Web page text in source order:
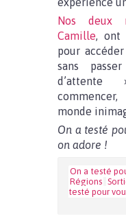
Nos deux
Camille, ont
pour
sans
d’attente
monde
On a testé
on adore !
On a testé
Régions
testé pour